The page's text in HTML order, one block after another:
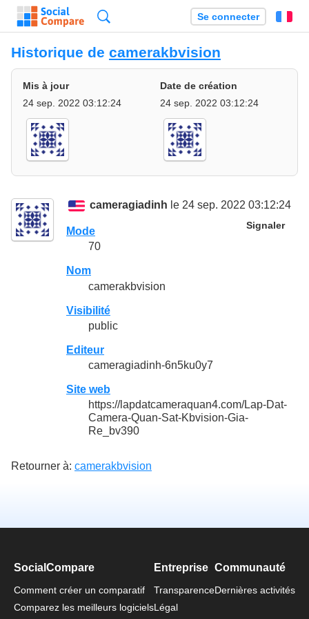
Se connecter
Historique de camerakbvision
Mis à jour
24 sep. 2022 03:12:24
Date de création
24 sep. 2022 03:12:24
cameragiadinh le 24 sep. 2022 03:12:24
Signaler
Mode
70
Nom
camerakbvision
Visibilité
public
Editeur
cameragiadinh-6n5ku0y7
Site web
https://lapdatcameraquan4.com/Lap-Dat-
Camera-Quan-Sat-Kbvision-Gia-
Re_bv390
Retourner à: camerakbvision
SocialCompare
Comment créer un comparatif
Comparez les meilleurs logiciels
Entreprise
Transparence
Légal
Communauté
Dernières activités